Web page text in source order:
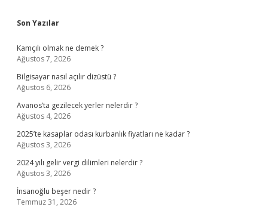
Sidebar
Son Yazılar
Kamçılı olmak ne demek ?
Ağustos 7, 2026
Bilgisayar nasıl açılır dizüstü ?
Ağustos 6, 2026
Avanos’ta gezilecek yerler nelerdir ?
Ağustos 4, 2026
2025’te kasaplar odası kurbanlık fiyatları ne kadar ?
Ağustos 3, 2026
2024 yılı gelir vergi dilimleri nelerdir ?
Ağustos 3, 2026
İnsanoğlu beşer nedir ?
Temmuz 31, 2026